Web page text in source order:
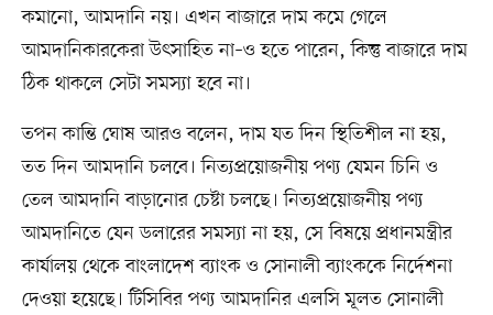
কমানো, আমদানি নয়। এখন বাজারে দাম কমে গেলে
আমদানিকারকেরা উৎসাহিত না–ও হতে পারেন, কিন্তু বাজারে দাম
ঠিক থাকলে সেটা সমস্যা হবে না।
তপন কান্তি ঘোষ আরও বলেন, দাম যত দিন স্থিতিশীল না হয়,
তত দিন আমদানি চলবে। নিত্যপ্রয়োজনীয় পণ্য যেমন চিনি ও
তেল আমদানি বাড়ানোর চেষ্টা চলছে। নিত্যপ্রয়োজনীয় পণ্য
আমদানিতে যেন ডলারের সমস্যা না হয়, সে বিষয়ে প্রধানমন্ত্রীর
কার্যালয় থেকে বাংলাদেশ ব্যাংক ও সোনালী ব্যাংককে নির্দেশনা
দেওয়া হয়েছে। টিসিবির পণ্য আমদানির এলসি মূলত সোনালী